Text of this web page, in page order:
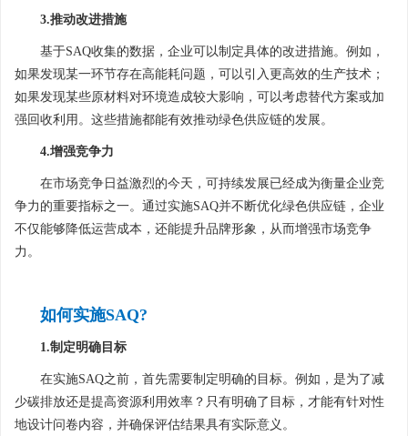
3.推动改进措施
基于SAQ收集的数据，企业可以制定具体的改进措施。例如，
如果发现某一环节存在高能耗问题，可以引入更高效的生产技术；
如果发现某些原材料对环境造成较大影响，可以考虑替代方案或加
强回收利用。这些措施都能有效推动绿色供应链的发展。
4.增强竞争力
在市场竞争日益激烈的今天，可持续发展已经成为衡量企业竞
争力的重要指标之一。通过实施SAQ并不断优化绿色供应链，企业
不仅能够降低运营成本，还能提升品牌形象，从而增强市场竞争
力。
如何实施SAQ?
1.制定明确目标
在实施SAQ之前，首先需要制定明确的目标。例如，是为了减
少碳排放还是提高资源利用效率？只有明确了目标，才能有针对性
地设计问卷内容，并确保评估结果具有实际意义。